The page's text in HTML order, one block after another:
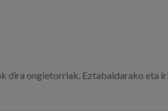
ongietorriak. Eztabaidarako eta